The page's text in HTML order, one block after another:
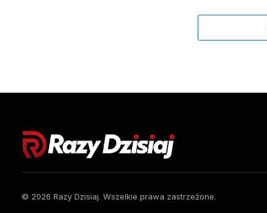
© 2026 Razy Dzisiaj. Wszelkie prawa zastrzeżone.